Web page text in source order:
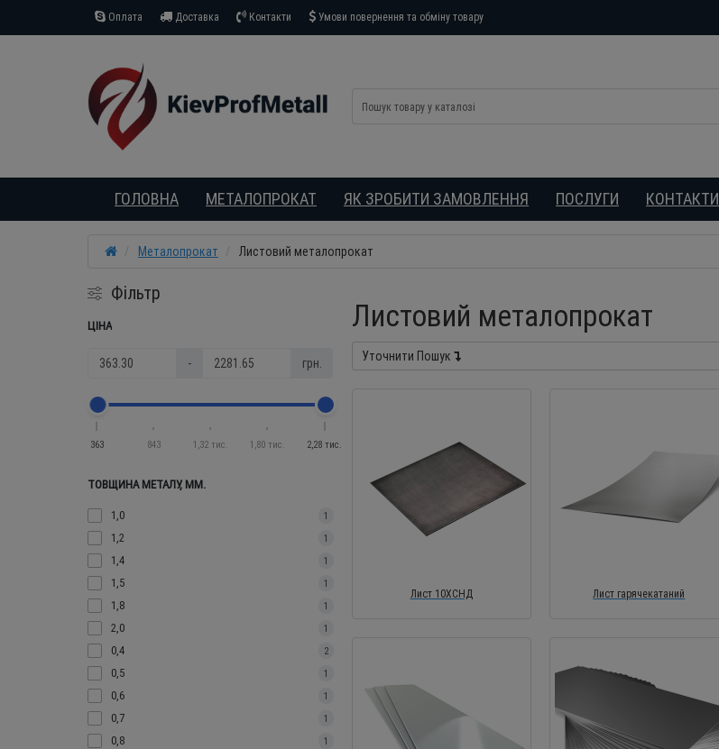
Оплата Доставка Контакти Умови повернення та обміну товару
ГОЛОВНА МЕТАЛОПРОКАТ ЯК ЗРОБИТИ ЗАМОВЛЕННЯ ПОСЛУГИ КОНТАКТИ
Металопрокат Листовий металопрокат
Фільтр
ЦІНА
- грн.
363 843 1,32 тис. 1,80 тис. 2,28 тис.
ТОВЩИНА МЕТАЛУ, ММ.
1,0
1
1,2 1
1,4 1
1,5 1
1,8 1
2,0 1
0,4 2
0,5 1
0,6 1
0,7 1
0,8 1
Листовий металопрокат
Уточнити Пошук
Лист 10ХСНД Лист гарячекатаний